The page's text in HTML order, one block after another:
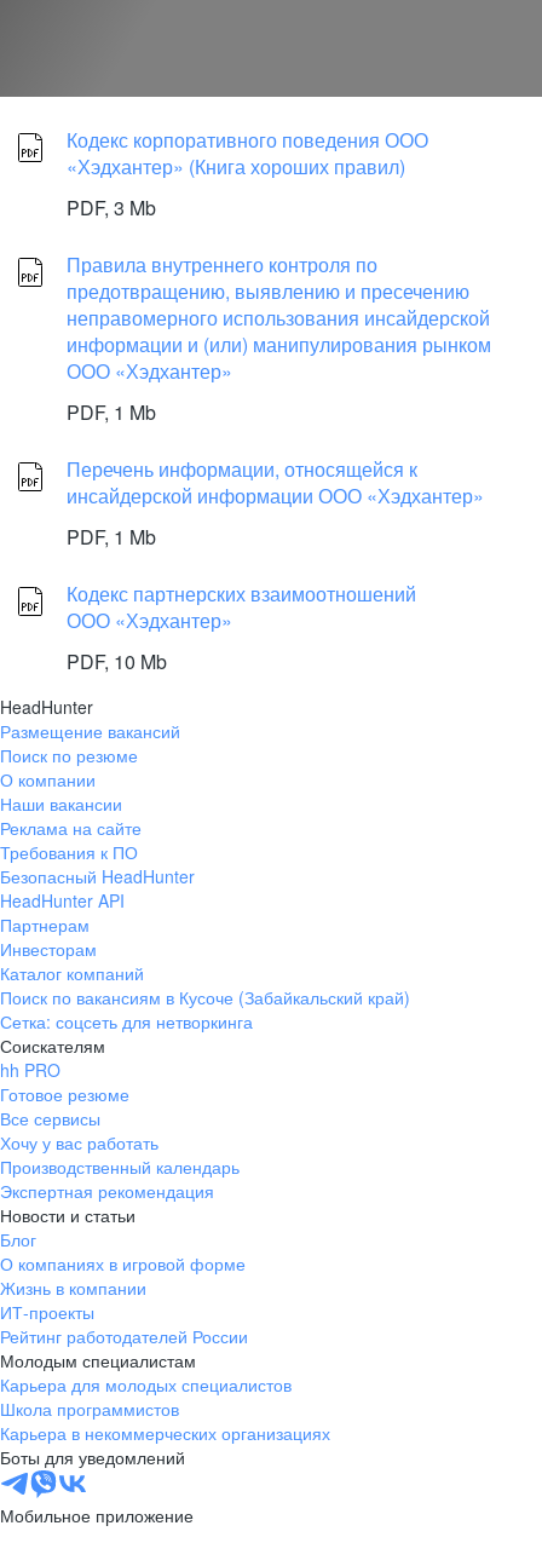
Кодекс корпоративного поведения ООО
«Хэдхантер» (Книга хороших правил)
PDF, 3 Mb
Правила внутреннего контроля по
предотвращению, выявлению и пресечению
неправомерного использования инсайдерской
информации и (или) манипулирования рынком
ООО «Хэдхантер»
PDF, 1 Mb
Перечень информации, относящейся к
инсайдерской информации ООО «Хэдхантер»
PDF, 1 Mb
Кодекс партнерских взаимоотношений
ООО «Хэдхантер»
PDF, 10 Mb
HeadHunter
Размещение вакансий
Поиск по резюме
О компании
Наши вакансии
Реклама на сайте
Требования к ПО
Безопасный HeadHunter
HeadHunter API
Партнерам
Инвесторам
Каталог компаний
Поиск по вакансиям в Кусоче (Забайкальский край)
Сетка: соцсеть для нетворкинга
Соискателям
hh PRO
Готовое резюме
Все сервисы
Хочу у вас работать
Производственный календарь
Экспертная рекомендация
Новости и статьи
Блог
О компаниях в игровой форме
Жизнь в компании
ИТ-проекты
Рейтинг работодателей России
Молодым специалистам
Карьера для молодых специалистов
Школа программистов
Карьера в некоммерческих организациях
Боты для уведомлений
Мобильное приложение